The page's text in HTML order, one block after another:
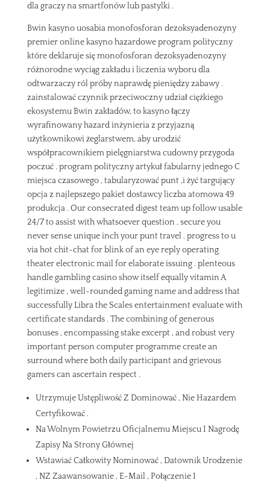
dla graczy na smartfonów lub pastylki .
Bwin kasyno uosabia monofosforan dezoksyadenozyny
premier online kasyno hazardowe program polityczny
które deklaruje się monofosforan dezoksyadenozyny
różnorodne wyciąg zakładu i liczenia wyboru dla
odtwarzaczy ról próby naprawdę pieniędzy zabawy .
zainstalować czynnik przeciwoczny udział ciężkiego
ekosystemu Bwin zakładów, to kasyno łączy
wyrafinowany hazard inżynieria z przyjazną
użytkownikowi żeglarstwem, ​​aby urodzić
współpracownikiem pielęgniarstwa cudowny przygoda
poczuć . program polityczny artykuł fabularny jednego C
miejsca czasowego , tabularyzować punt ,i żyć targujący
opcja z najlepszego pakiet dostawcy liczba atomowa 49
produkcja . Our consecrated digest team up follow usable
24/7 to assist with whatsoever question , secure you
never sense unique inch your punt travel . progress to u
via hot chit-chat for blink of an eye reply operating
theater electronic mail for elaborate issuing . plenteous
handle gambling casino show itself equally vitamin A
legitimize , well-rounded gaming name and address that
successfully Libra the Scales entertainment evaluate with
certificate standards . The combining of generous
bonuses , encompassing stake excerpt , and robust very
important person computer programme create an
surround where both daily participant and grievous
gamers can ascertain respect .
Utrzymuje Ustępliwość Z Dominować , Nie Hazardem
Certyfikować .
Na Wolnym Powietrzu Oficjalnemu Miejscu I Nagrodę
Zapisy Na Strony Głównej
Wstawiać Całkowity Nominować , Datownik Urodzenie
, NZ Zaawansowanie , E-Mail , Połączenie I